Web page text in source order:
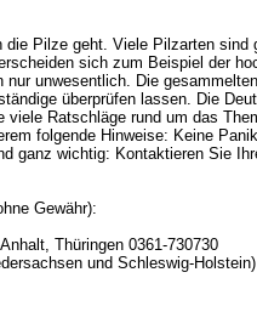
Pilze geht. Viele Pilzarten sind
sich zum Beispiel der
unwesentlich. Die
überprüfen lassen. Die
viele Ratschläge rund um das
folgende Hinweise: Keine
ganz wichtig: Kontaktieren Sie
Gewähr):
Thüringen 0361-730730
und Schleswig-